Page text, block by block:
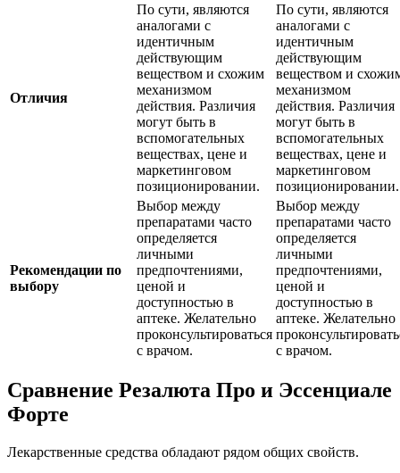
Отличия
По сути, являются
аналогами с
идентичным
действующим
веществом и схожим
механизмом
действия. Различия
могут быть в
вспомогательных
веществах, цене и
маркетинговом
позиционировании.
По сути, являются
аналогами с
идентичным
действующим
веществом и
механизмом
действия. Различия
могут быть в
вспомогательных
веществах, цене и
маркетинговом
позиционировании.
Рекомендации по
выбору
Выбор между
препаратами часто
определяется
личными
предпочтениями,
ценой и
доступностью в
аптеке. Желательно
проконсультироваться
с врачом.
Выбор между
препаратами часто
определяется
личными
предпочтениями,
ценой и
доступностью в
аптеке. Желательно
с врачом.
Сравнение Резалюта Про и Эссенциале
Форте
Лекарственные средства обладают рядом общих свойств.